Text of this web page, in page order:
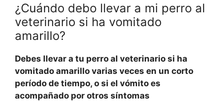
¿Cuándo debo llevar a mi perro al
veterinario si ha vomitado
amarillo?
Debes llevar a tu perro al veterinario si ha
vomitado amarillo varias veces en un corto
período de tiempo, o si el vómito es
acompañado por otros síntomas